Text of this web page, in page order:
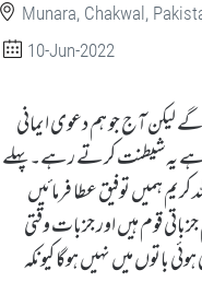
Munara, Chakwal,
10-Jun-2022
لیکن آج جو ہم دعوی ایمانی
یہ شیطنت کرتے رہے۔پہلے
ہمیں توفیق عطا فرمائیں
قوم ہیں اور جزبات وقتی
میں نہیں ہوگا کیونکہ